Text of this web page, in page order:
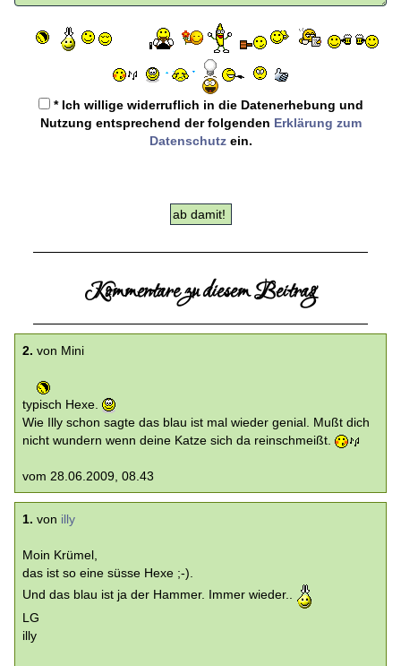
* Ich willige widerruflich in die Datenerhebung und
Nutzung entsprechend der folgenden Erklärung zum
Datenschutzein.
Kommentare zu diesem Beitrag
2. von Mini
typisch Hexe.
Wie Illy schon sagte das blau ist mal wieder genial. Mußt dich
nicht wundern wenn deine Katze sich da reinschmeißt.
vom 28.06.2009, 08.43
1. von illy
Moin Krümel,
das ist so eine süsse Hexe ;-).
Und das blau ist ja der Hammer. Immer wieder..
LG
illy